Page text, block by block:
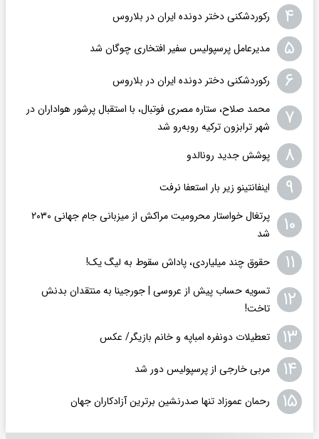
۴ رکوردشکنی دختر دونده ایران در بلاروس
۵ مدیرعامل پرسپولیس سفیر افتخاری چوگان شد
۶ رکوردشکنی دختر دونده ایران در بلاروس
۷
محمد صلاح، ستاره مصری فوتبال، با استقبال پرشور هواداران در
شهر ترابزون ترکیه روبه‌رو شد
۸ پوشش جدید رونالدو
۹ اینفانتینو زیر بار استعفا نرفت
۱۰
پرتغال خواستار محرومیت مراکش از میزبانی جام جهانی ۲۰۳۰
شد
۱۱ حقوق چند میلیاردی، پاداش سقوط به لیگ یک!
۱۲
تسویه حساب پیش از عروسی | جورجینا به منتقدان بدنش
تاخت!
۱۳ تعطیلات دونفره امباپه و خانم بازیگر/ عکس
۱۴ مربی خارجی از پرسپولیس دور شد
۱۵ رحمان عموزاد تنها صدرنشین برترین آزادکاران جهان